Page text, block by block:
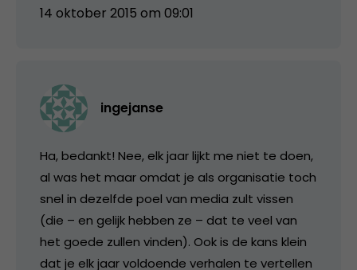
14 oktober 2015 om 09:01
ingejanse
Ha, bedankt! Nee, elk jaar lijkt me niet te doen,
al was het maar omdat je als organisatie toch
snel in dezelfde poel van media zult vissen
(die – en gelijk hebben ze – dat te veel van
het goede zullen vinden). Ook is de kans klein
dat je elk jaar voldoende verhalen te vertellen